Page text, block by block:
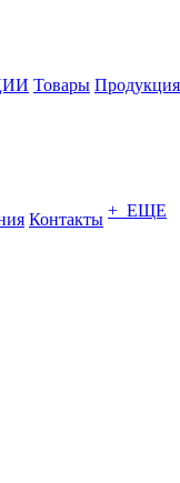
Товары Продукция
Контакты + ЕЩЕ